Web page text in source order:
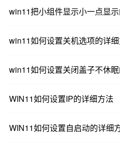
win11把小组件显示小一点显
win11如何设置关机选项的详
win11如何设置关闭盖子不休
WIN11如何设置IP的详细方法
WIN11如何设置自启动的详细